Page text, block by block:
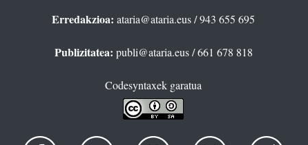
Erredakzioa: ataria@ataria.eus/ 943 655 695
Publizitatea: publi@ataria.eus/ 661 678 818
Codesyntaxek garatua